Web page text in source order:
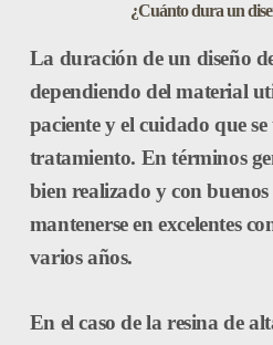
¿Cuánto dura un
La duración de un diseño
dependiendo del material
paciente y el cuidado que se
tratamiento. En términos
bien realizado y con
mantenerse en excelentes
varios años.
En el caso de laresina de